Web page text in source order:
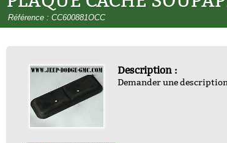
Référence : CC600881OCC
Description :
Demander une
20W50
5 litres- H20W50
HT